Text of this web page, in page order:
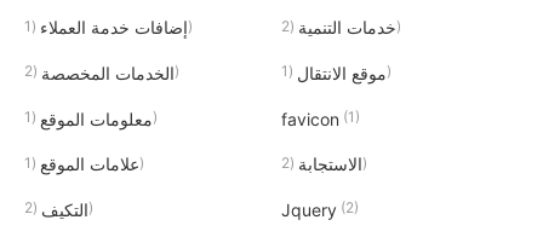
إضافات خدمة العملاء(1) خدمات التنمية(2)
الخدمات المخصصة(2) موقع الانتقال(1)
معلومات الموقع(1) favicon (1)
علامات الموقع(1) الاستجابة(2)
التكيف(2) Jquery(2)